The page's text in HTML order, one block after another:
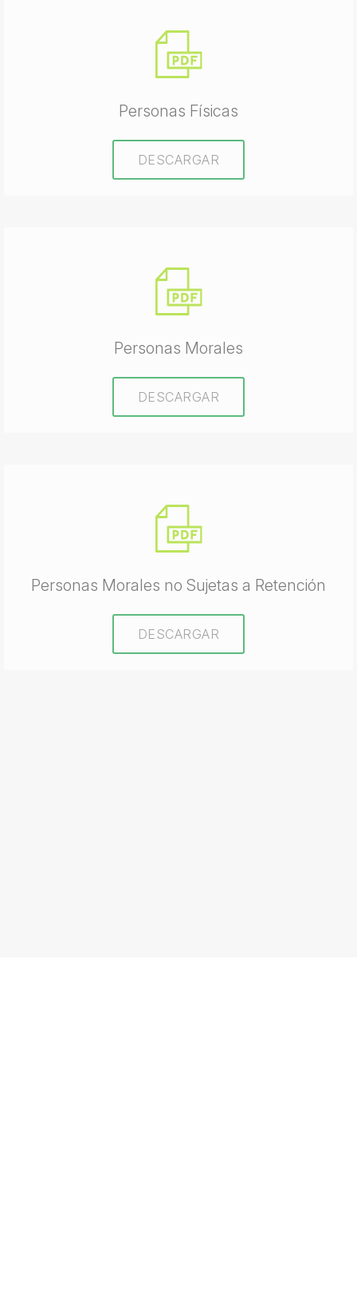
Personas Físicas
DESCARGAR
Personas Morales
DESCARGAR
Personas Morales no Sujetas a Retención
DESCARGAR